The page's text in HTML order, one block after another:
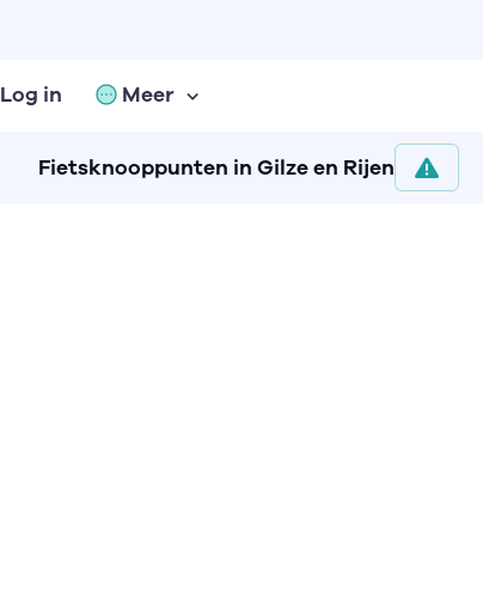
Log in Meer
Fietsknooppunten in Gilze en Rijen